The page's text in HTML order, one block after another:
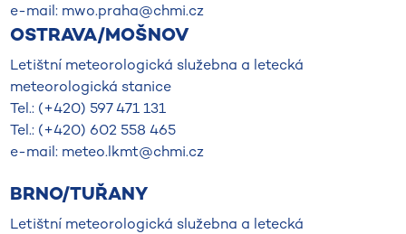
e-mail: mwo.praha@chmi.cz
OSTRAVA/MOŠNOV
Letištní meteorologická služebna a letecká
meteorologická stanice
Tel.: (+420) 597 471 131
Tel.: (+420) 602 558 465
e-mail: meteo.lkmt@chmi.cz
BRNO/TUŘANY
Letištní meteorologická služebna a letecká